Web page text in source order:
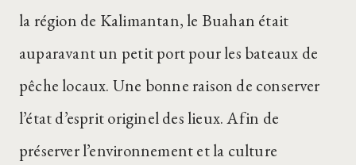
la région de Kalimantan, le Buahan était
auparavant un petit port pour les bateaux de
pêche locaux. Une bonne raison de conserver
l’état d’esprit originel des lieux. Afin de
préserver l’environnement et la culture